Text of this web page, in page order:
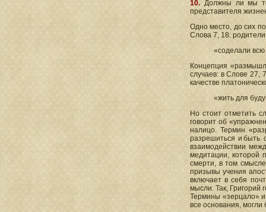
10. Должны ли мы
представителя
Одно место, до сих
Слова 7, 18:
«соделали
Концепция
случаев: в Слове 27,
качестве
«жить для
Но стоит отметить
говорит об
налицо. Термин
разрешиться и быть
взаимодействии
медитации, которой
смерти, в том
призывы учения
включает в себя
мысли. Так, Григорий
Термины «зерцало»
все основания,